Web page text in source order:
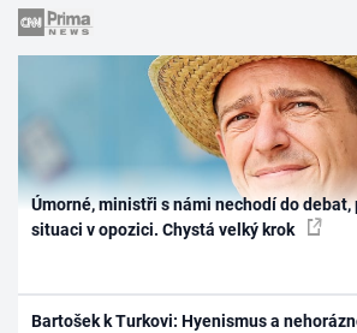
Úmorné, ministři s námi nechodí do
situaci v opozici. Chystá velký krok
Bartošek k Turkovi: Hyenismus a